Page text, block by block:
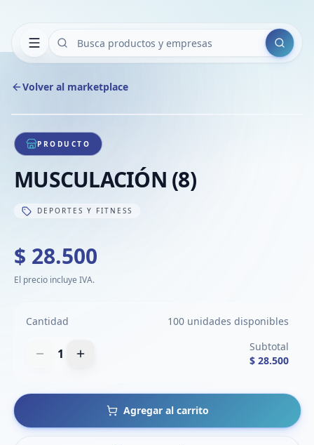
Buscar
Volver al marketplace
1/1
PRODUCTO
MUSCULACIÓN (8)
DEPORTES Y FITNESS
$ 28.500
El precio incluye IVA.
Cantidad 100 unidades disponibles
1
Subtotal
$ 28.500
Agregar al carrito